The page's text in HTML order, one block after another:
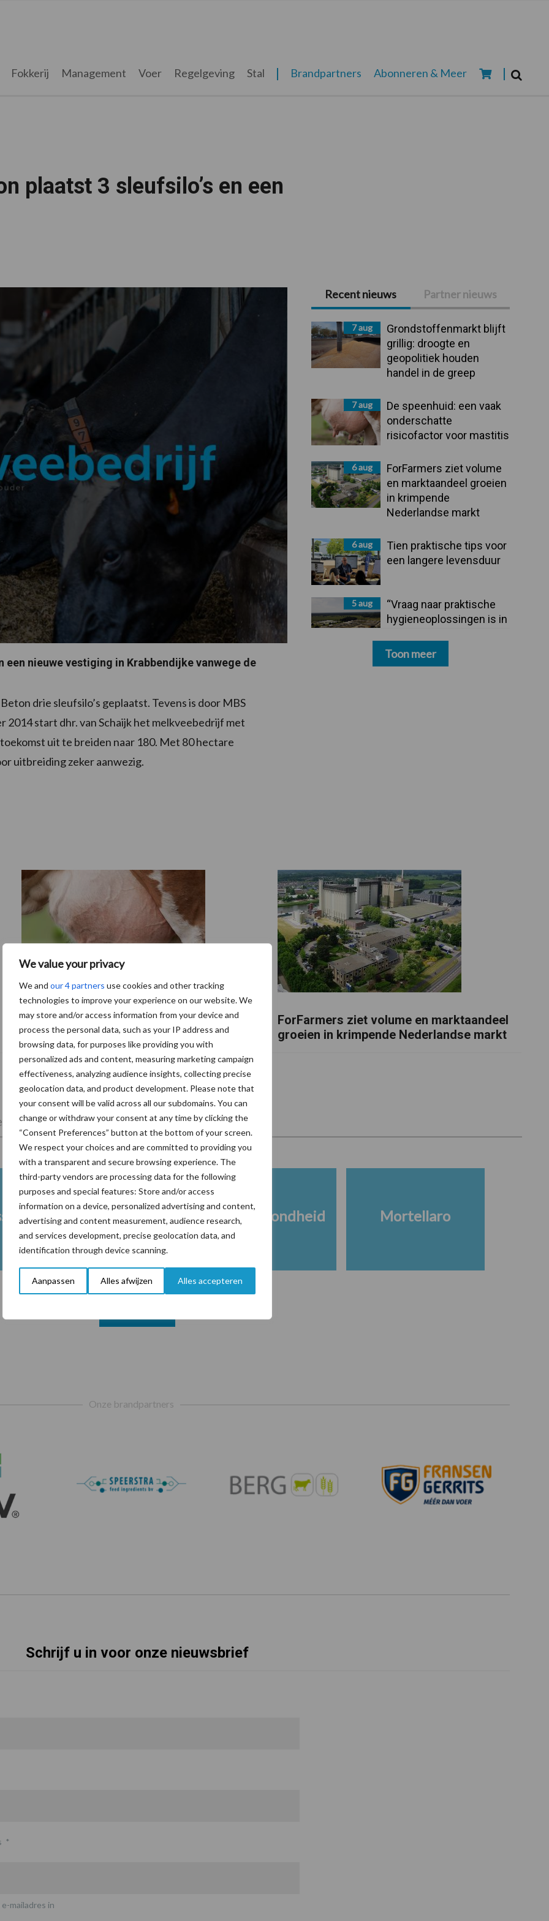
We value your privacy
We and our 4 partners use cookies and other tracking
technologies to improve your experience on our website. We
may store and/or access information from your device and
process the personal data, such as your IP address and
browsing data, for purposes like providing you with
personalized ads and content, measuring marketing campaign
effectiveness, analyzing audience insights, collecting precise
geolocation data, and product development. Please note that
your consent will be valid across all our subdomains. You can
change or withdraw your consent at any time by clicking the
“Consent Preferences” button at the bottom of your screen.
We respect your choices and are committed to providing you
with a transparent and secure browsing experience. The
third-party vendors are processing data for the following
purposes and special features: Store and/or access
information on a device, personalized advertising and content,
advertising and content measurement, audience research,
and services development, precise geolocation data, and
identification through device scanning.
Aanpassen Alles afwijzen Alles accepteren
Fokkerij Management Voer Regelgeving Stal Brandpartners Abonneren & Meer
plaatst 3 sleufsilo’s en een
nieuwe vestiging in Krabbendijke vanwege de
drie sleufsilo’s geplaatst. Tevens is door MBS
2014 start dhr. van Schaijk het melkveebedrijf met
uit te breiden naar 180. Met 80 hectare
uitbreiding zeker aanwezig.
Primaire
Sidebar
Recent nieuws Partner nieuws
7 aug
Grondstoffenmarkt blijft
grillig: droogte en
geopolitiek houden
handel in de greep
7 aug
De speenhuid: een vaak
onderschatte
risicofactor voor mastitis
6 aug
ForFarmers ziet volume
en marktaandeel groeien
in krimpende
Nederlandse markt
6 aug
Tien praktische tips voor
een langere levensduur
5 aug
“Vraag naar praktische
hygieneoplossingen is in
Toon meer
De speenhuid: een vaak onderschatte
risicofactor voor mastitis
ForFarmers ziet volume en marktaandeel
groeien in krimpende Nederlandse markt
Veevoer Wet en regelgeving
Ketose Klauwgezondheid Mortellaro
Onze brandpartners
Schrijf u in voor onze nieuwsbrief
*
mailadres in